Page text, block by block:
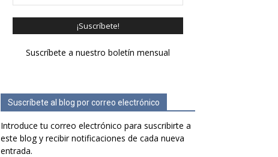
Suscríbete a nuestro boletín mensual
Suscríbete al blog por correo electrónico
Introduce tu correo electrónico para suscribirte a
este blog y recibir notificaciones de cada nueva
entrada.